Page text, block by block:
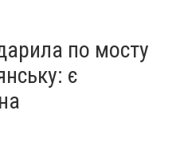
війни: 7 серпня
по мосту
є